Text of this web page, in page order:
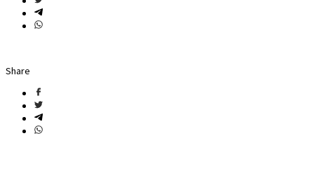
Share